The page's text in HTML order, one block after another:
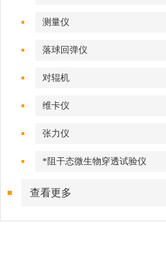
测量仪
落球回弹仪
对辊机
维卡仪
张力仪
*阻干态微生物穿透试验仪
查看更多